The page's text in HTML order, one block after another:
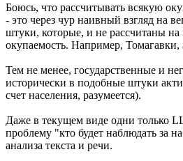
Боюсь, что рассчитывать всякую
- это через чур наивный взгляд на
штуки, которые, и не рассчитаны
окупаемость. Например, Томагавки,
Тем не менее, государственные и
исторически в подобные штуки
счет населения, разумеется).
Даже в текущем виде одни только
проблему "кто будет наблюдать за
анализа текста и речи.